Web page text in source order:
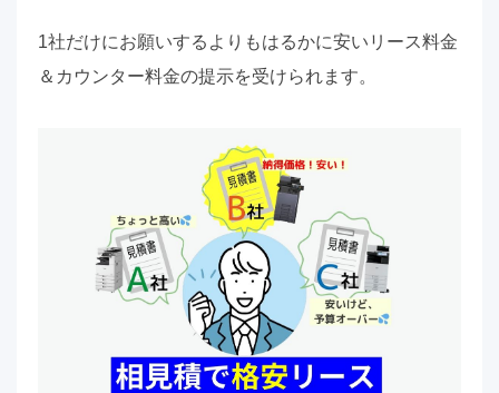
1社だけにお願いするよりもはるかに安いリース料金
＆カウンター料金の提示を受けられます。